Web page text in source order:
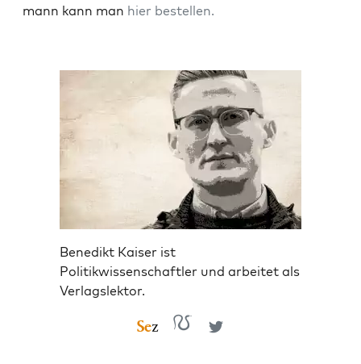
mann kann man hier bestel­len.
Benedikt Kaiser ist
Politikwissenschaftler und arbeitet als
Verlagslektor.